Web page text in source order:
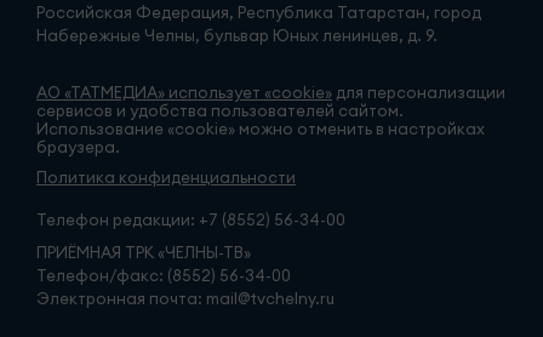
Российская Федерация, Республика Татарстан, город
Набережные Челны, бульвар Юных ленинцев, д. 9.
АО «ТАТМЕДИА» использует «cookie» для персонализации
сервисов и удобства пользователей сайтом.
Использование «cookie» можно отменить в настройках
браузера.
Политика конфиденциальности
Телефон редакции: +7 (8552) 56-34-00
ПРИЁМНАЯ ТРК «ЧЕЛНЫ-ТВ»
Телефон/факс: (8552) 56-34-00
Электронная почта: mail@tvchelny.ru